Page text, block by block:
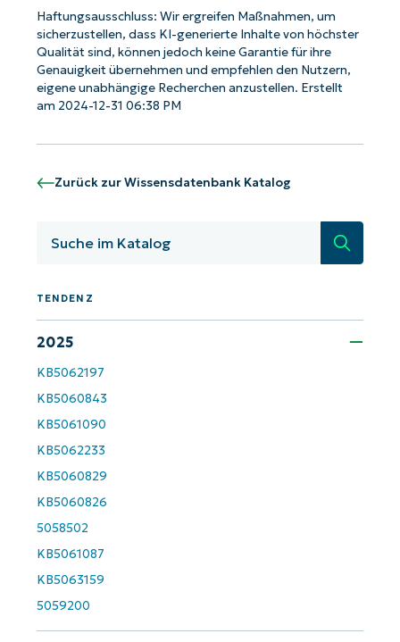
Haftungsausschluss: Wir ergreifen Maßnahmen, um
sicherzustellen, dass KI-generierte Inhalte von höchster
Qualität sind, können jedoch keine Garantie für ihre
Genauigkeit übernehmen und empfehlen den Nutzern,
eigene unabhängige Recherchen anzustellen. Erstellt
am 2024-12-31 06:38 PM
Zurück zur Wissensdatenbank Katalog
Suche
TENDENZ
2025
KB5062197
KB5060843
KB5061090
KB5062233
KB5060829
KB5060826
5058502
KB5061087
KB5063159
5059200
Starten Sie mit NinjaOne AI-gesteuerten
KB-Analysen!
First
name*
Land
Company
name*